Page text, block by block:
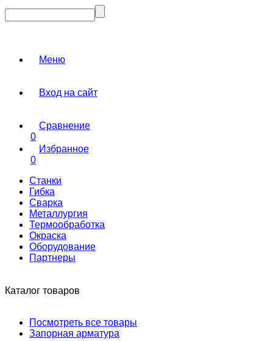
Меню
Вход на сайт
Сравнение
0
Избранное
0
Станки
Гибка
Сварка
Металлургия
Термообработка
Окраска
Оборудование
Партнеры
Каталог товаров
Посмотреть все товары
Запорная арматура